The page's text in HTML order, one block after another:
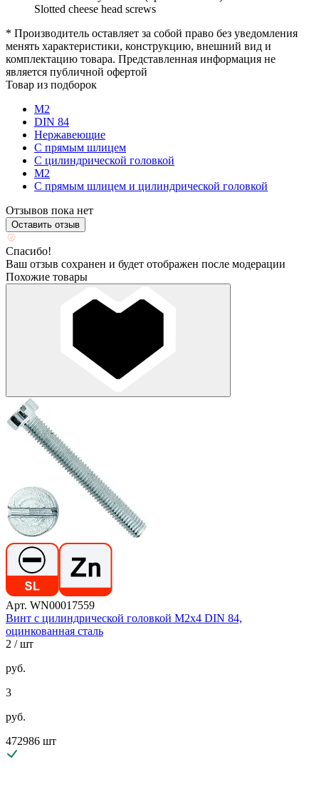
Slotted cheese head screws
* Производитель оставляет за собой право без уведомления
менять характеристики, конструкцию, внешний вид и
комплектацию товара. Представленная информация не
является публичной офертой
Товар из подборок
М2
DIN 84
Нержавеющие
С прямым шлицем
С цилиндрической головкой
М2
С прямым шлицем и цилиндрической головкой
Отзывов пока нет
Оставить отзыв
Спасибо!
Ваш отзыв сохранен и будет отображен после модерации
Похожие товары
Арт. WN00017559
Винт с цилиндрической головкой М2х4 DIN 84,
оцинкованная сталь
2 / шт
руб.
3
руб.
472986 шт